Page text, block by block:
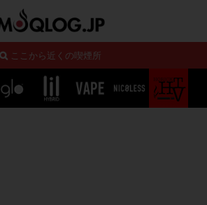
ここから近くの喫煙所